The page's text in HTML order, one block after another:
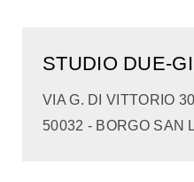
STUDIO DUE-GI
VIA G. DI VITTORIO 30
50032 - BORGO SAN